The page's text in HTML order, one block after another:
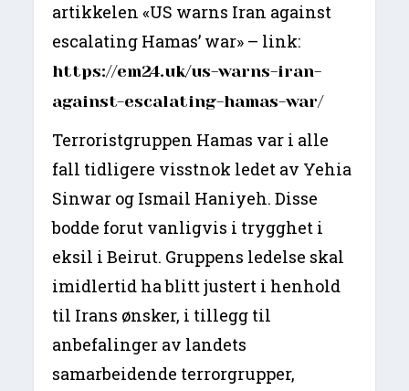
artikkelen «US warns Iran against
escalating Hamas’ war» – link:
https://em24.uk/us-warns-iran-
against-escalating-hamas-war/
Terroristgruppen Hamas var i alle
fall tidligere visstnok ledet av Yehia
Sinwar og Ismail Haniyeh. Disse
bodde forut vanligvis i trygghet i
eksil i Beirut. Gruppens ledelse skal
imidlertid ha blitt justert i henhold
til Irans ønsker, i tillegg til
anbefalinger av landets
samarbeidende terrorgrupper,